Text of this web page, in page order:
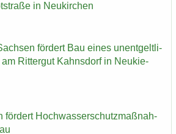
in Neu­kir­chen
för­dert Bau eines un­ent­gelt­li­
Rit­ter­gut Kahns­dorf in Neu­kie­
för­dert Hoch­was­ser­schutz­maß­nah­